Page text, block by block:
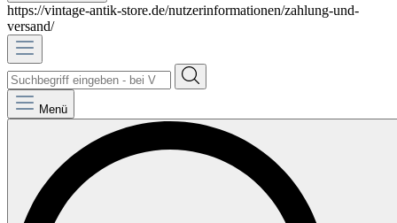
https://vintage-antik-store.de/nutzerinformationen/zahlung-und-
versand/
Menü